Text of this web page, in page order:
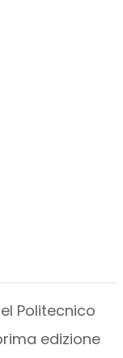
Politecnico
edizione